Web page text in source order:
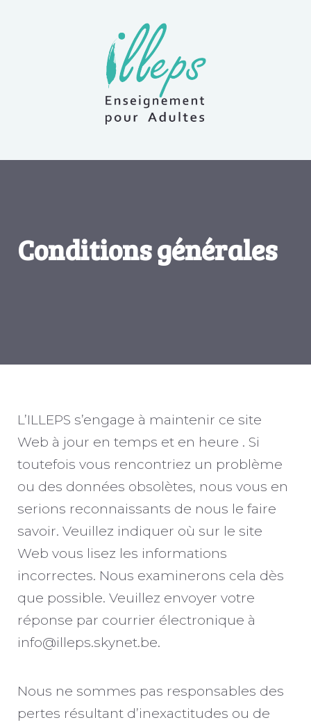
Conditions générales
L’ILLEPS s’engage à maintenir ce site
Web à jour en temps et en heure . Si
toutefois vous rencontriez un problème
ou des données obsolètes, nous vous en
serions reconnaissants de nous le faire
savoir. Veuillez indiquer où sur le site
Web vous lisez les informations
incorrectes. Nous examinerons cela dès
que possible. Veuillez envoyer votre
réponse par courrier électronique à
info@illeps.skynet.be.
Nous ne sommes pas responsables des
pertes résultant d’inexactitudes ou de